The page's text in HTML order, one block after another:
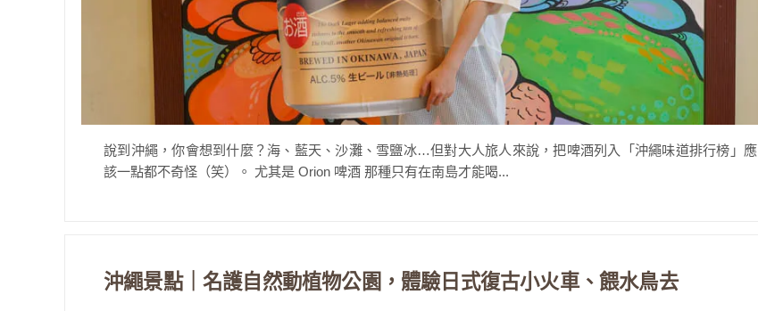
說到沖繩，你會想到什麼？海、藍天、沙灘、雪鹽冰…但對大人旅人來說，把啤酒列入「沖繩味道排行榜」應
該一點都不奇怪（笑）。 尤其是 Orion 啤酒 那種只有在南島才能喝...
沖繩景點｜名護自然動植物公園，體驗日式復古小火車、餵水鳥去